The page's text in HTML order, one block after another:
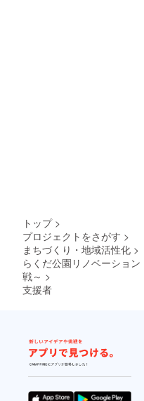
トップ >
プロジェクトをさがす >
まちづくり・地域活性化 >
らくだ公園リノベーショ
戦～ >
支援者